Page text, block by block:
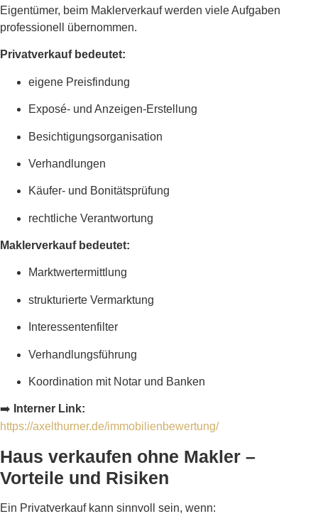
Eigentümer, beim Maklerverkauf werden viele Aufgaben
professionell übernommen.
Privatverkauf bedeutet:
eigene Preisfindung
Exposé- und Anzeigen-Erstellung
Besichtigungsorganisation
Verhandlungen
Käufer- und Bonitätsprüfung
rechtliche Verantwortung
Maklerverkauf bedeutet:
Marktwertermittlung
strukturierte Vermarktung
Interessentenfilter
Verhandlungsführung
Koordination mit Notar und Banken
➡️ Interner Link:
https://axelthurner.de/immobilienbewertung/
Haus verkaufen ohne Makler –
Vorteile und Risiken
Ein Privatverkauf kann sinnvoll sein, wenn: